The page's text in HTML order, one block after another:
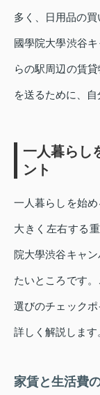
多く、日用品の買
國學院大學渋谷
らの駅周辺の賃
を送るために、自
一人暮らし
ント
一人暮らしを始
大きく左右する
院大學渋谷キャ
たいところです
選びのチェック
詳しく解説します
家賃と生活費